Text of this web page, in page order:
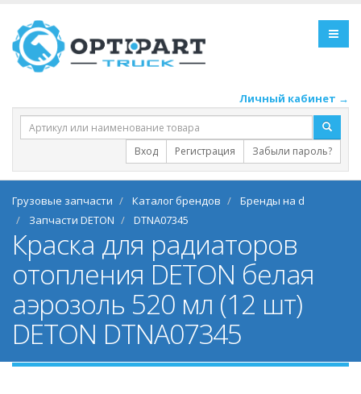
Личный кабинет →
Вход Регистрация Забыли пароль?
Грузовые запчасти Каталог брендов
Бренды на d
Запчасти DETON
DTNA07345
Краска для радиаторов
отопления DETON белая
аэрозоль 520 мл (12 шт)
DETON DTNA07345